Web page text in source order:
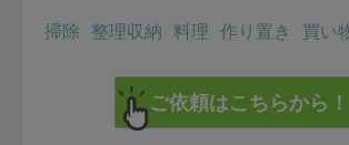
掃除 整理収納 料理 作り置き 買い